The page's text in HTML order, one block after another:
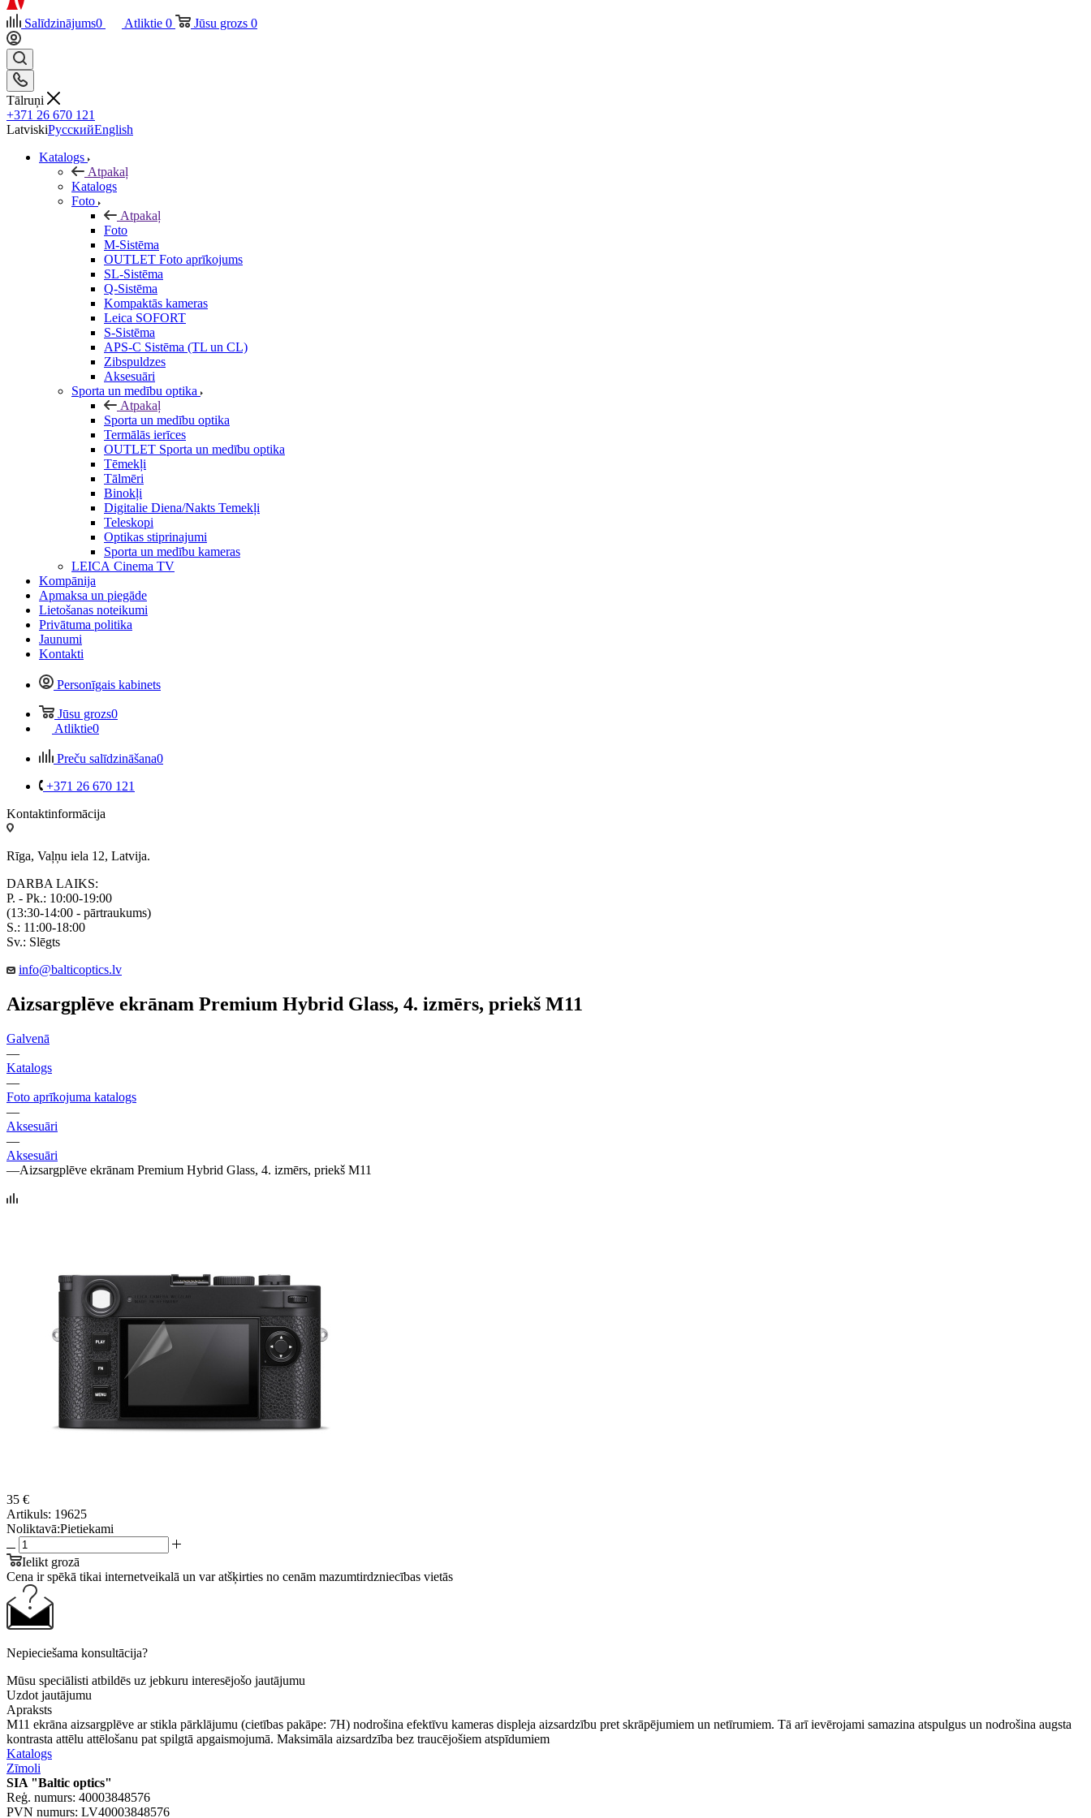
Salīdzinājums0 Atliktie 0 Jūsu grozs 0
Tālruņi
+371 26 670 121
LatviskiРусскийEnglish
Katalogs
Atpakaļ
Katalogs
Foto
Atpakaļ
Foto
M-Sistēma
OUTLET Foto aprīkojums
SL-Sistēma
Q-Sistēma
Kompaktās kameras
Leica SOFORT
S-Sistēma
APS-C Sistēma (TL un CL)
Zibspuldzes
Aksesuāri
Sporta un medību optika
Atpakaļ
Sporta un medību optika
Termālās ierīces
OUTLET Sporta un medību optika
Tēmekļi
Tālmēri
Binokļi
Digitalie Diena/Nakts Temekļi
Teleskopi
Optikas stiprinajumi
Sporta un medību kameras
LEICA Cinema TV
Kompānija
Apmaksa un piegāde
Lietošanas noteikumi
Privātuma politika
Jaunumi
Kontakti
Personīgais kabinets
Jūsu grozs0
Atliktie0
Preču salīdzināšana0
+371 26 670 121
Kontaktinformācija
Rīga, Vaļņu iela 12, Latvija.
DARBA LAIKS:
P. - Pk.: 10:00-19:00
(13:30-14:00 - pārtraukums)
S.: 11:00-18:00
Sv.: Slēgts
info@balticoptics.lv
Aizsargplēve ekrānam Premium Hybrid Glass, 4. izmērs, priekš M11
Galvenā
—
Katalogs
—
Foto aprīkojuma katalogs
—
Aksesuāri
—
Aksesuāri
—Aizsargplēve ekrānam Premium Hybrid Glass, 4. izmērs, priekš M11
35 €
Artikuls: 19625
Noliktavā:Pietiekami
Ielikt grozā
Cena ir spēkā tikai internetveikalā un var atšķirties no cenām mazumtirdzniecības vietās
Nepieciešama konsultācija?
Mūsu speciālisti atbildēs uz jebkuru interesējošo jautājumu
Uzdot jautājumu
Apraksts
M11 ekrāna aizsargplēve ar stikla pārklājumu (cietības pakāpe: 7H) nodrošina efektīvu kameras displeja aizsardzību pret skrāpējumiem un netīrumiem. Tā arī ievērojami samazina atspulgus un nodrošina augsta
kontrasta attēlu attēlošanu pat spilgtā apgaismojumā. Maksimāla aizsardzība bez traucējošiem atspīdumiem
Katalogs
Zīmoli
SIA "Baltic optics"
Reģ. numurs: 40003848576
PVN numurs: LV40003848576